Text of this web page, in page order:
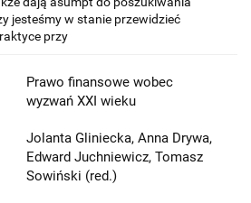
jesteśmy w stanie przewidzieć
przy
Prawo finansowe wobec
wyzwań XXI wieku
Jolanta Gliniecka, Anna Drywa,
Edward Juchniewicz, Tomasz
Sowiński (red.)